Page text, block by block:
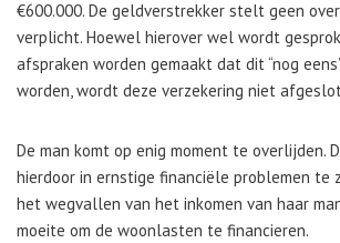
€600.000. De geldverstrekker stelt geen
verplicht. Hoewel hierover wel wordt
afspraken worden gemaakt dat dit “nog
worden, wordt deze verzekering niet
De man komt op enig moment te overlijden.
hierdoor in ernstige financiële problemen te
het wegvallen van het inkomen van haar
moeite om de woonlasten te financieren.